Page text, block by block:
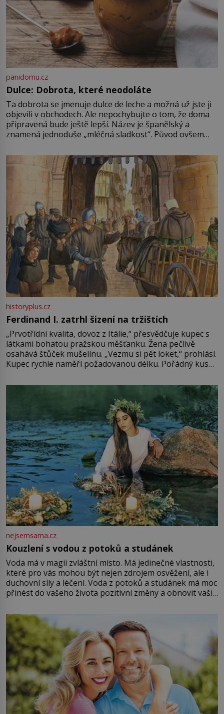
panidomu.cz
Dulce: Dobrota, které neodoláte
Ta dobrota se jmenuje dulce de leche a možná už jste ji
objevili v obchodech. Ale nepochybujte o tom, že doma
připravená bude ještě lepší. Název je španělský a
znamená jednoduše „mléčná sladkost“. Původ ovšem
pře hned několik latinskoamerických zemí a k tomu
Francie, kde se traduje,
historyplus.cz
Ferdinand I. zatrhl šizení na tržištích
„Prvotřídní kvalita, dovoz z Itálie,“ přesvědčuje kupec s
látkami bohatou pražskou měšťanku. Žena pečlivě
osahává štůček mušelínu. „Vezmu si pět loket,“ prohlásí.
Kupec rychle naměří požadovanou délku. Pořádný kus
milostpaní. Stačí jenom na sukni,“ zhodnotí švadlena
množství růžového mušelínu. „Ošidili vás, podívejte.“
Vezme do ruky dřevěnou
nejsemsama.cz
Kouzlení s vodou z potoků a studánek
Voda má v magii zvláštní místo. Má jedinečné vlastnosti,
které pro vás mohou být nejen zdrojem osvěžení, ale i
duchovní síly a léčení. Voda z potoků a studánek má moc
přinést do vašeho života pozitivní změny a obnovit vaši
můžete obohatit své rituály a přinést do svého života
větší harmonii a klid. Je důležité